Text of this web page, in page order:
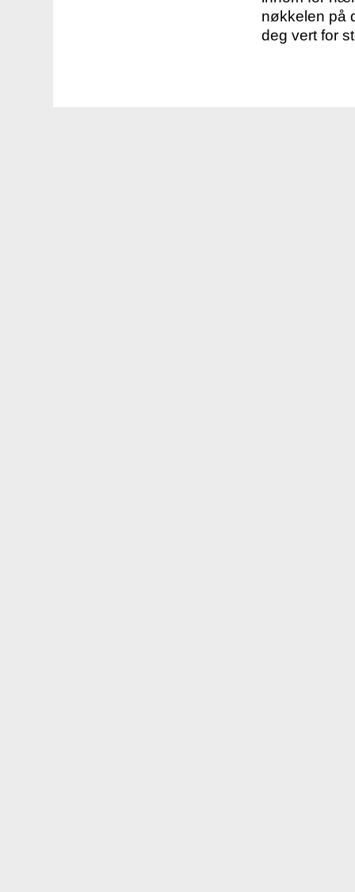
nøkkelen på
deg vert for